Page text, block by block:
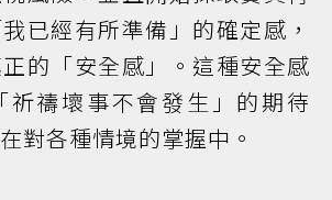
已經有所準備」的確定感，
的「安全感」。這種安全感
祈禱壞事不會發生」的期待
對各種情境的掌握中。